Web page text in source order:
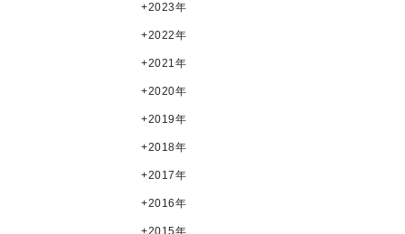
2023年
2022年
2021年
2020年
2019年
2018年
2017年
2016年
2015年